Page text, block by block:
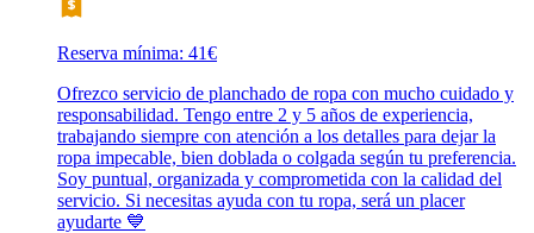
Reserva mínima: 41€
Ofrezco servicio de planchado de ropa con mucho cuidado y
responsabilidad. Tengo entre 2 y 5 años de experiencia,
trabajando siempre con atención a los detalles para dejar la
ropa impecable, bien doblada o colgada según tu preferencia.
Soy puntual, organizada y comprometida con la calidad del
servicio. Si necesitas ayuda con tu ropa, será un placer
ayudarte 💙